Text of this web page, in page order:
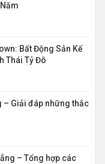
Bất Động Sản Kế
Thái Tỷ Đô
– Giải đáp những thắc
– Tổng hợp các